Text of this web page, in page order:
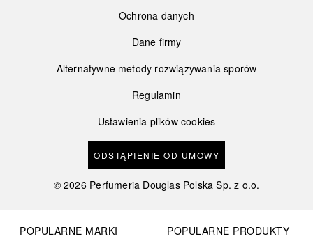
Ochrona danych
Dane firmy
Alternatywne metody rozwiązywania sporów
Regulamin
Ustawienia plików cookies
ODSTĄPIENIE OD UMOWY
©2026 Perfumeria Douglas Polska Sp. z o.o.
POPULARNE MARKI
POPULARNE PRODUKTY